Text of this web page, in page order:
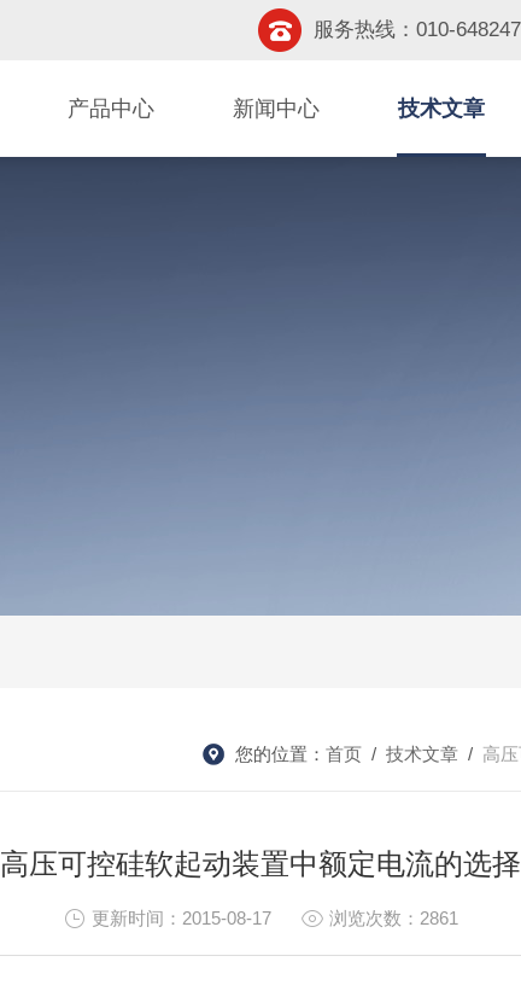
服务热线：010-
产品中心 新闻中心 技术文章
您的位置： 首页 / 技术文章 / 高
高压可控硅软起动装置中额定电流的选择
更新时间：2015-08-17 浏览次数：2861